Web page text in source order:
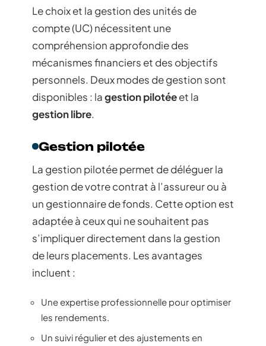
Le choix et la gestion des unités de
compte (UC) nécessitent une
compréhension approfondie des
mécanismes financiers et des objectifs
personnels. Deux modes de gestion sont
disponibles : lagestion pilotéeet la
gestion libre.
Gestion pilotée
La gestion pilotée permet de déléguer la
gestion de votre contrat à l’assureur ou à
un gestionnaire de fonds. Cette option est
adaptée à ceux qui ne souhaitent pas
s’impliquer directement dans la gestion
de leurs placements. Les avantages
incluent :
Une expertise professionnelle pour optimiser
les rendements.
Un suivi régulier et des ajustements en